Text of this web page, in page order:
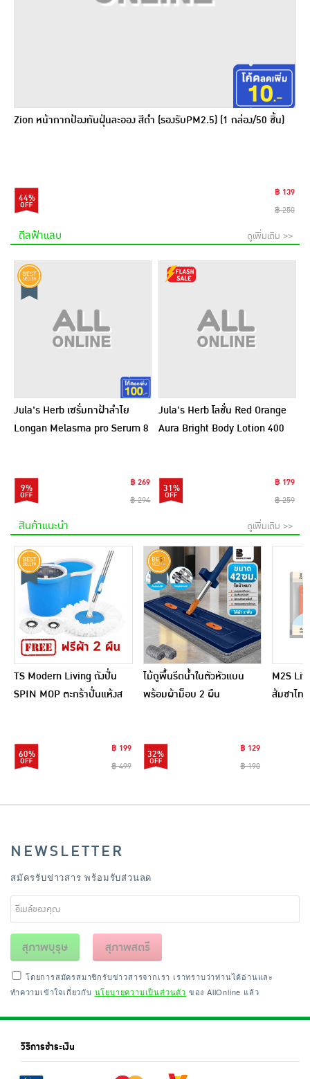
Zion หน้ากากป้องกันฝุ่นละออง สีดำ (รองรับPM2.5) (1 กล่อง/50 ชิ้น)
44%
฿ 139
฿ 250
ดีลฟ้าแลบ ดูเพิ่มเติม >>
Jula's Herb เซรั่มทาฝ้าลำไย
Longan Melasma pro Serum 8
9%
฿ 269
฿ 294
Jula's Herb โลชั่น Red Orange
Aura Bright Body Lotion 400
31%
฿ 179
฿ 259
สินค้าแนะนำ ดูเพิ่มเติม >>
TS Modern Living ถังปั่น
SPIN MOP ตะกร้าปั่นแห้งส
60%
฿ 199
฿ 499
ไม้ถูพื้นรีดน้ำในตัวหัวแบน
พร้อมผ้าม็อบ 2 ผืน
32%
฿ 129
฿ 190
M2S
ส้มชาไท
NEWSLETTER
สมัครรับข่าวสาร พร้อมรับส่วนลด
สุภาพบุรุษ สุภาพสตรี
โดยการสมัครสมาชิกรับข่าวสารจากเรา เราทราบว่าท่านได้อ่านและ
ทำความเข้าใจเกี่ยวกับ นโยบายความเป็นส่วนตัว ของ AllOnline แล้ว
วิธีการชำระเงิน